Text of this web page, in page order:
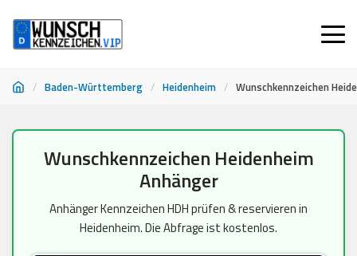
/ Baden-Württemberg / Heidenheim / Wunschkennzeichen
Wunschkennzeichen Heidenheim
Anhänger
Anhänger Kennzeichen HDH prüfen & reservieren in
Heidenheim. Die Abfrage ist kostenlos.